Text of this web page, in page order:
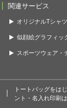
関連サービス
オリジナルTシャ
似顔絵グラフィッ
スポーツウェア・
トートバッグをは
ント・名入れ印刷